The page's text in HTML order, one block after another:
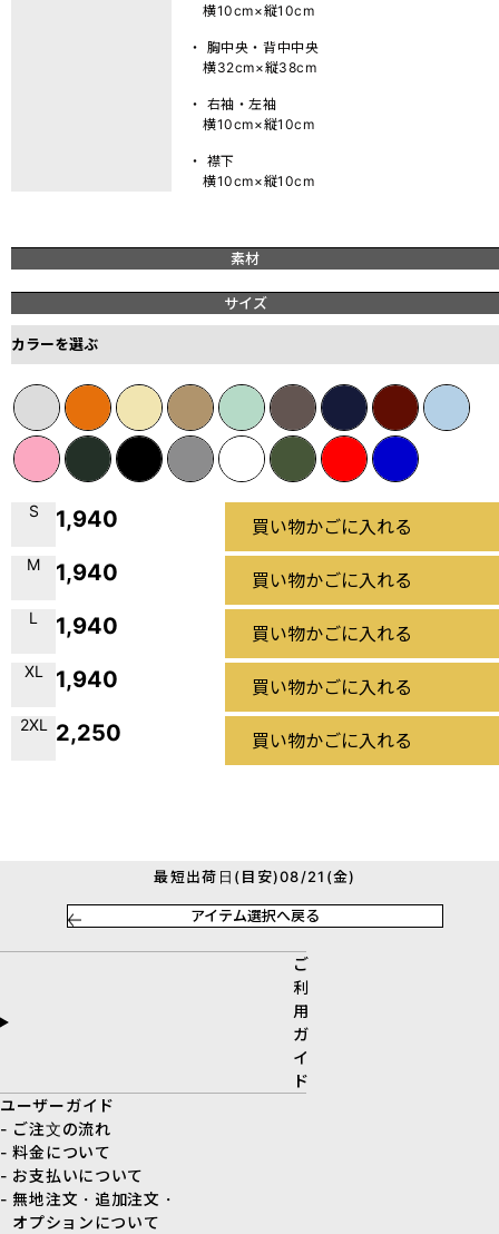
横10cm×縦10cm
・ 胸中央・背中中央
横32cm×縦38cm
・ 右袖・左袖
横10cm×縦10cm
・ 襟下
横10cm×縦10cm
素材
サイズ
カラーを選ぶ
S 1,940 買い物かごに入れる
M 1,940 買い物かごに入れる
L 1,940 買い物かごに入れる
XL 1,940 買い物かごに入れる
2XL 2,250 買い物かごに入れる
最短出荷日(目安)08/21(金)
アイテム選択へ戻る
ご
利
用
ガ
イ
ド
ユーザーガイド
- ご注文の流れ
- 料金について
- お支払いについて
- 無地注文・追加注文・
オプションについて